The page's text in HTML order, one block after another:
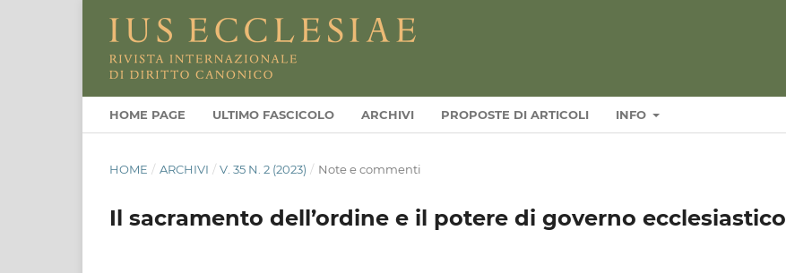
HOME PAGE ULTIMO FASCICOLO ARCHIVI PROPOSTE DI ARTICOLI INFO
HOME / ARCHIVI / V. 35 N. 2 (2023) / Note e commenti
Il sacramento dell’ordine e il potere di governo ecclesiastico